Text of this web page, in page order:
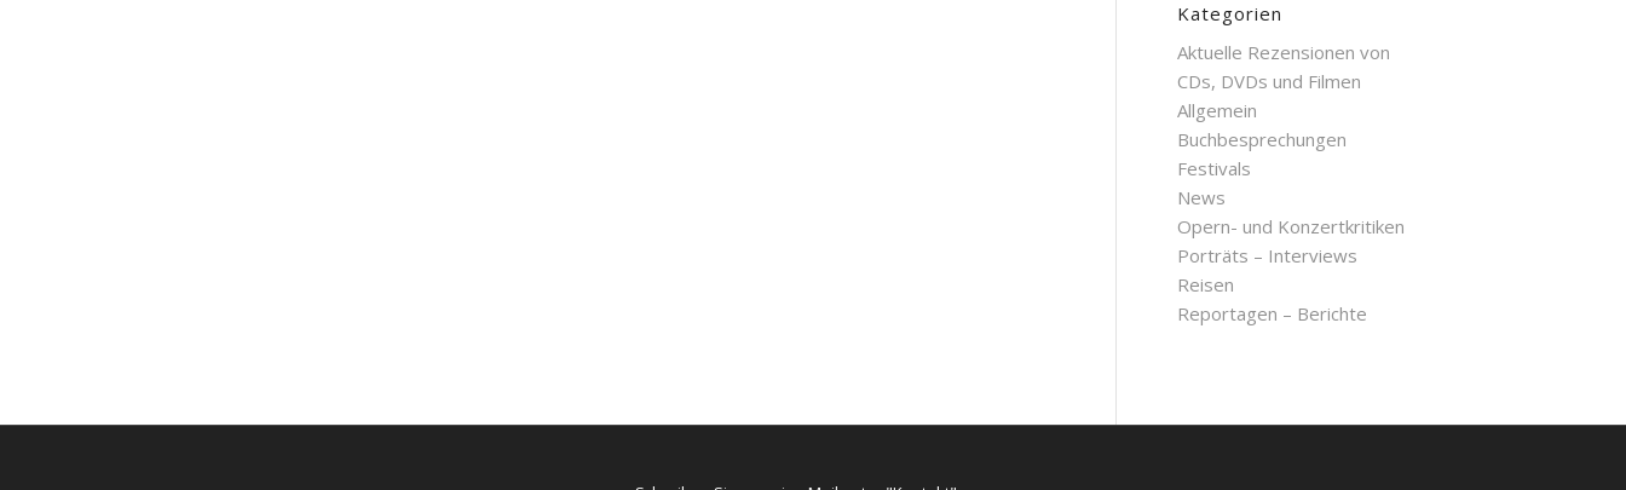
Kategorien
Aktuelle Rezensionen von
CDs, DVDs und Filmen
Allgemein
Buchbesprechungen
Festivals
News
Opern- und Konzertkritiken
Porträts – Interviews
Reisen
Reportagen – Berichte